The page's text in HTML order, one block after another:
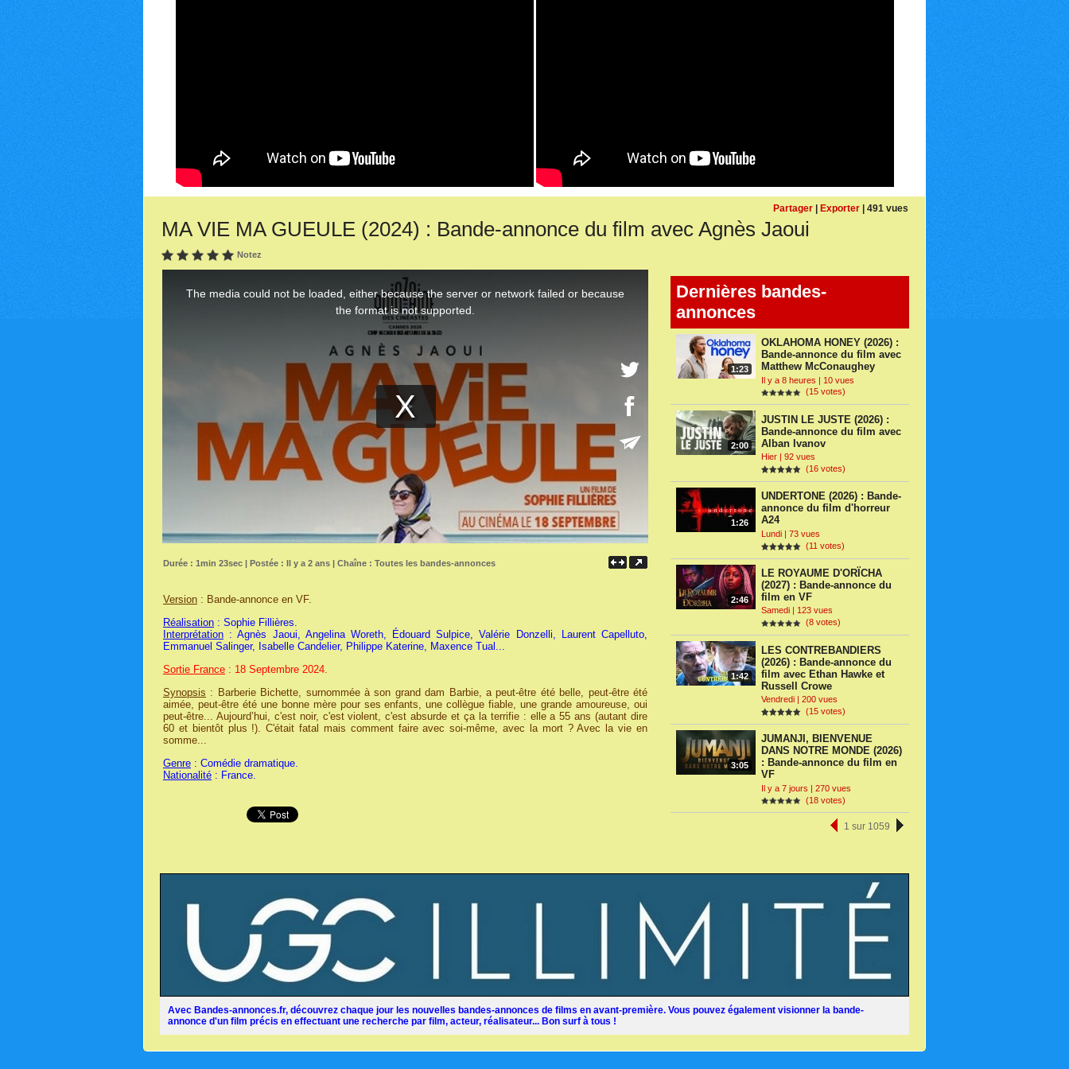
Partager | Exporter | 491 vues
MA VIE MA GUEULE (2024) : Bande-annonce du film avec Agnès Jaoui
Notez
Dernières bandes-
annonces
1:23
OKLAHOMA HONEY (2026) :
Bande-annonce du film avec
Matthew McConaughey
Il y a 8 heures | 10 vues
(15 votes)
2:00
JUSTIN LE JUSTE (2026) :
Bande-annonce du film avec
Alban Ivanov
Hier | 92 vues
(16 votes)
1:26
UNDERTONE (2026) : Bande-
annonce du film d'horreur
A24
Lundi | 73 vues
(11 votes)
2:46
LE ROYAUME D'ORÏCHA
(2027) : Bande-annonce du
film en VF
Samedi | 123 vues
(8 votes)
1:42
LES CONTREBANDIERS
(2026) : Bande-annonce du
film avec Ethan Hawke et
Russell Crowe
Vendredi | 200 vues
(15 votes)
3:05
JUMANJI, BIENVENUE
DANS NOTRE MONDE (2026)
: Bande-annonce du film en
VF
Il y a 7 jours | 270 vues
(18 votes)
1 sur 1059
Durée : 1min 23sec | Postée : Il y a 2 ans | Chaîne : Toutes les bandes-annonces
Version : Bande-annonce en VF.
Réalisation : Sophie Fillières.
Interprétation : Agnès Jaoui, Angelina Woreth, Édouard Sulpice, Valérie Donzelli, Laurent Capelluto,
Emmanuel Salinger, Isabelle Candelier, Philippe Katerine, Maxence Tual...
Sortie France : 18 Septembre 2024.
Synopsis : Barberie Bichette, surnommée à son grand dam Barbie, a peut-être été belle, peut-être été
aimée, peut-être été une bonne mère pour ses enfants, une collègue fiable, une grande amoureuse, oui
peut-être... Aujourd’hui, c'est noir, c'est violent, c'est absurde et ça la terrifie : elle a 55 ans (autant dire
60 et bientôt plus !). C'était fatal mais comment faire avec soi-même, avec la mort ? Avec la vie en
somme...
Genre : Comédie dramatique.
Nationalité : France.
Avec Bandes-annonces.fr, découvrez chaque jour les nouvelles bandes-annonces de films en avant-première. Vous pouvez également visionner la bande-
annonce d'un film précis en effectuant une recherche par film, acteur, réalisateur... Bon surf à tous !